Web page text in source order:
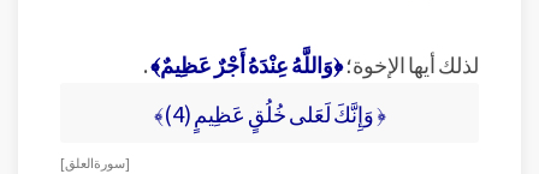
لذلك أيها الإخوة؛﴿وَاللَّهُ عِنْدَهُ أَجْرٌ عَظِيمٌ﴾.
﴿ وَإِنَّكَ لَعَلى خُلُقٍ عَظِيمٍ (4)﴾
[ سورة العلق ]